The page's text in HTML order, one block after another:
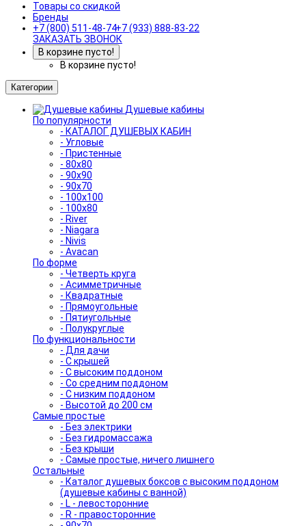
Товары со скидкой
Бренды
+7 (800) 511-48-74+7 (933) 888-83-22
ЗАКАЗАТЬ ЗВОНОК
В корзине пусто!
В корзине пусто!
Категории
Душевые кабины
По популярности
- КАТАЛОГ ДУШЕВЫХ КАБИН
- Угловые
- Пристенные
- 80x80
- 90x90
- 90x70
- 100x100
- 100x80
- River
- Niagara
- Nivis
- Avacan
По форме
- Четверть круга
- Асимметричные
- Квадратные
- Прямоугольные
- Пятиугольные
- Полукруглые
По функциональности
- Для дачи
- С крышей
- С высоким поддоном
- Со средним поддоном
- С низким поддоном
- Высотой до 200 см
Самые простые
- Без электрики
- Без гидромассажа
- Без крыши
- Самые простые, ничего лишнего
Остальные
- Каталог душевых боксов с высоким поддоном
(душевые кабины с ванной)
- L - левосторонние
- R - правосторонние